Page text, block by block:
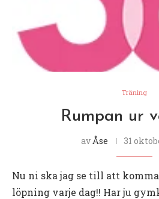
Träning
Rumpan ur
av Åse 31
Nu ni ska jag se till att
löpning varje dag!! Har ju